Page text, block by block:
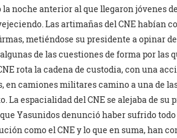
noche anterior al que llegaron jóvenes
Las artimañas del CNE habían
metiéndose su presidente a opinar
de las cuestiones de forma por las
rota la cadena de custodia, con una
en camiones militares camino a una de
La espacialidad del CNE se alejaba de
Yasunidos denunció haber sufrido
como el CNE y lo que en suma, han